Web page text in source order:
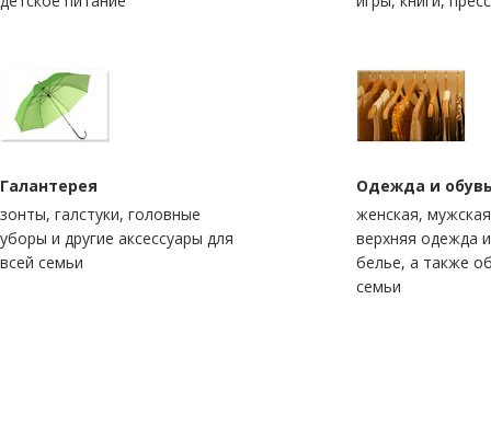
Галантерея
зонты, галстуки, головные
уборы и другие аксессуары для
всей семьи
Одежда и
женская,
верхняя одежда
белье, а также
семьи